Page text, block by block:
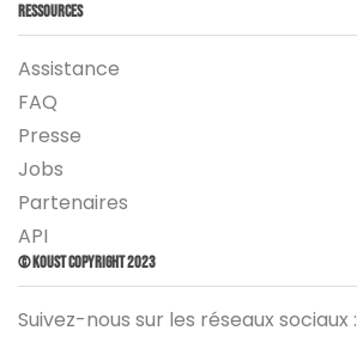
Ressources
Assistance
FAQ
Presse
Jobs
Partenaires
API
© Koust Copyright 2023
Suivez-nous sur les réseaux sociaux :